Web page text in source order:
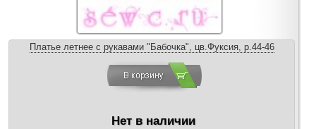
Платье летнее с рукавами "Бабочка", цв.Фуксия, р.44-46
Нет в наличии